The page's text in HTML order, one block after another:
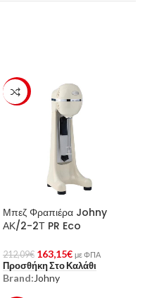
-23%
Μπεζ Φραπιέρα Johny
ΑΚ/2-2Τ PR Eco
212,09€ 163,15€ με ΦΠΑ
Προσθήκη Στο Καλάθι
Brand: Johny